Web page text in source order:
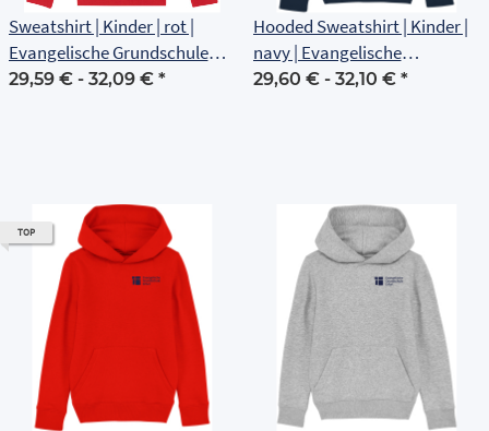
Sweatshirt | Kinder | rot |
Evangelische Grundschule
Erfurt
29,59 € - 32,09 € *
Hooded Sweatshirt | Kinder |
navy | Evangelische
Grundschule Erfurt
29,60 € - 32,10 € *
TOP